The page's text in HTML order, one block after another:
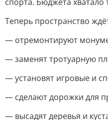
Теперь пространство
— отремонтируют
— заменят тротуарную
— установят игровые и
— сделают дорожки для
— высадят деревья и